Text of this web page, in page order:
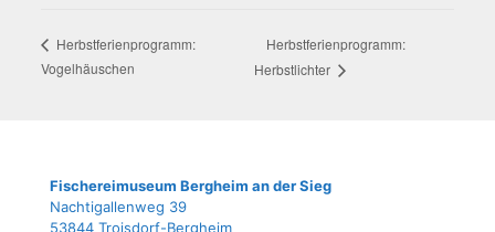
Herbst­fe­ri­en­pro­gramm:
Vogelhäuschen
Herbst­fe­ri­en­pro­gramm:
Herbstlichter
Fische­rei­mu­se­um Berg­heim an der Sieg
Nach­ti­gal­len­weg 39
53844 Troisdorf-Bergheim